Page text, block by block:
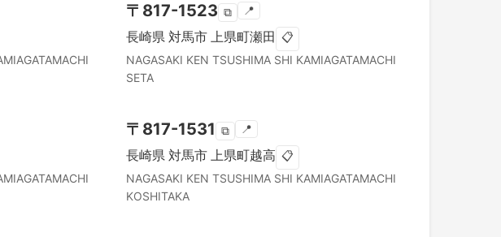
〒 817-1523 ⧉ 📍
長崎県 対馬市 上県町瀬田 📋
NAGASAKI KEN TSUSHIMA SHI KAMIAGATAMACHI
SETA
〒 817-1531 ⧉ 📍
長崎県 対馬市 上県町越高 📋
NAGASAKI KEN TSUSHIMA SHI KAMIAGATAMACHI
KOSHITAKA